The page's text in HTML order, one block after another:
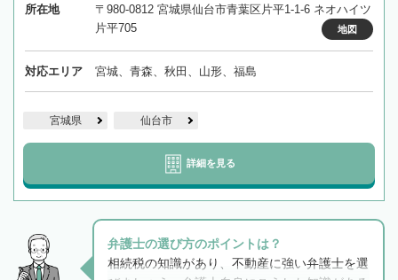
所在地
〒980-0812 宮城県仙台市青葉区片平1-1-6 ネオハイツ
片平705
地図
対応エリア 宮城、青森、秋田、山形、福島
宮城県 仙台市
詳細を見る
弁護士の選び方のポイントは？
相続税の知識があり、不動産に強い弁護士を選